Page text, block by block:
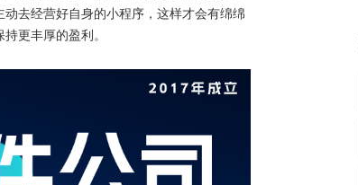
去经营好自身的小程序，这样才会有绵绵
更丰厚的盈利。